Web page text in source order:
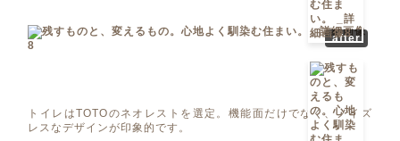
after
トイレはTOTOのネオレストを選定。機能面だけでなく、ノイズ
レスなデザインが印象的です。